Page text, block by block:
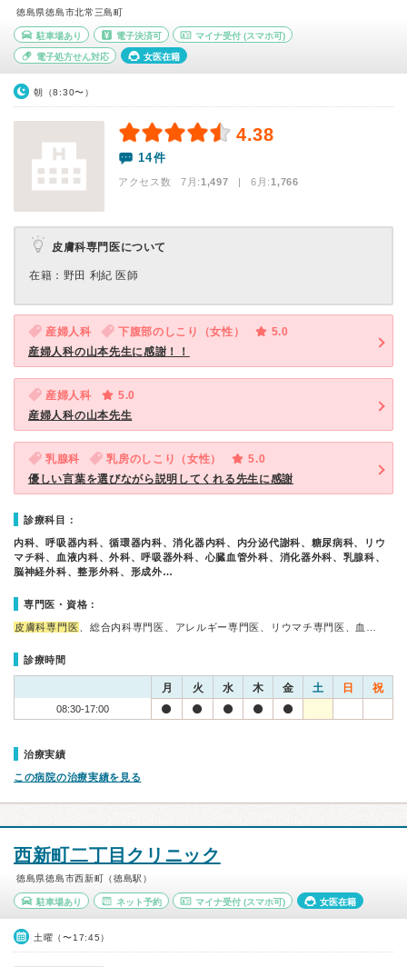
徳島県徳島市北常三島町
駐車場あり 電子決済可 マイナ受付 (スマホ可)
電子処方せん対応 女医在籍
朝（8:30〜）
4.38
14件
アクセス数 7月:1,497 | 6月:1,766
皮膚科専門医について
在籍：野田 利紀 医師
産婦人科 下腹部のしこり（女性）
5.0
産婦人科の山本先生に感謝！！
産婦人科
5.0
産婦人科の山本先生
乳腺科 乳房のしこり（女性）
5.0
優しい言葉を選びながら説明してくれる先生に感謝
診療科目：
内科、呼吸器内科、循環器内科、消化器内科、内分泌代謝科、糖尿病科、リウ
マチ科、血液内科、外科、呼吸器外科、心臓血管外科、消化器外科、乳腺科、
脳神経外科、整形外科、形成外…
専門医・資格：
皮膚科専門医 、総合内科専門医、アレルギー専門医、リウマチ専門医、血…
診療時間
月 火 水 木 金 土 日 祝
08:30-17:00
治療実績
この病院の治療実績を見る
西新町二丁目クリニック
徳島県徳島市西新町（徳島駅）
駐車場あり ネット予約 マイナ受付 (スマホ可) 女医在籍
土曜（〜17:45）